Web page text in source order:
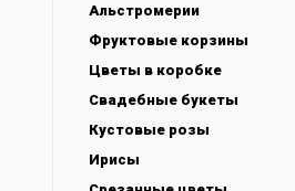
Альстромерии
Фруктовые корзины
Цветы в коробке
Свадебные букеты
Кустовые розы
Ирисы